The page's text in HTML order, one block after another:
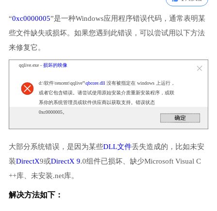
“0xc0000005”是一种Windows应用程序错误代码，通常表明某
些文件缺失或损坏。如果您遇到此错误，可以尝试用以下方法
来修复它。
qqlive.exe - 损坏的映像
d:\软件\tencent\qqlive”\qbcore.dll 没有被指定在 windows 上运行，
或者它包含错误。请尝试使用原始安装介质重新安装程序，或联
系你的系统管理员或软件供应商以获取支持。错误状态
0xc0000005。
大部分系统错误，是因为某些DLL文件丢失造成的，比如未安
装DirectX9或DirectX 9.0组件已损坏、缺少Microsoft Visual C
++库、未安装.net库。
解决方法如下：